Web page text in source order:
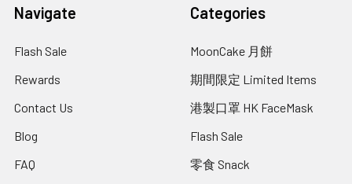
Navigate
Flash Sale
Rewards
Contact Us
Blog
FAQ
Categories
MoonCake 月餅
期間限定 Limited Items
港製口罩 HK FaceMask
Flash Sale
零食 Snack